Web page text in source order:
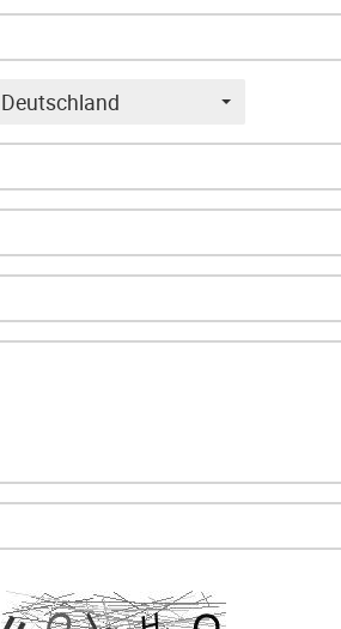
Deutschland